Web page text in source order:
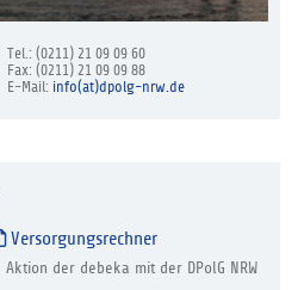
Tel.: (0211) 21 09 09 60
Fax: (0211) 21 09 09 88
E-Mail: info(at)dpolg-nrw.de
Versorgungsrechner
Aktion der debeka mit der DPolG NRW